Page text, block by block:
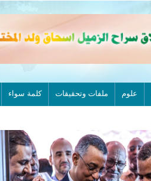
علوم ملفات وتحقيقات كلمة سواء